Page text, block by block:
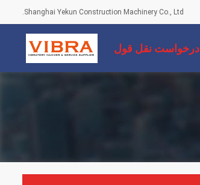
Shanghai Yekun Construction Machinery Co., Ltd.
درخواست نقل قول